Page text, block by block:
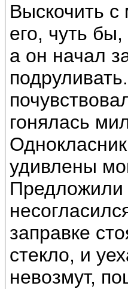
Выскочить
его, чуть
а он начал
гонялась
удивлены
Предложили
заправке
стекло, и
невозмут,